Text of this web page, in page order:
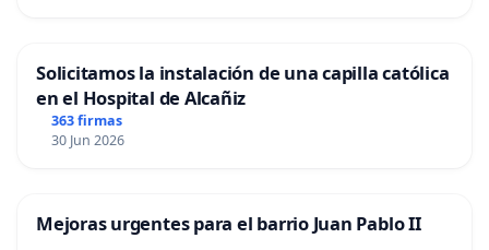
Solicitamos la instalación de una capilla católica
en el Hospital de Alcañiz
363 firmas
30 Jun 2026
Mejoras urgentes para el barrio Juan Pablo II